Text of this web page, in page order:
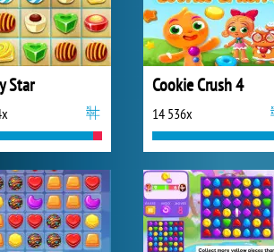
Star Cookie Crush 4
14 536x